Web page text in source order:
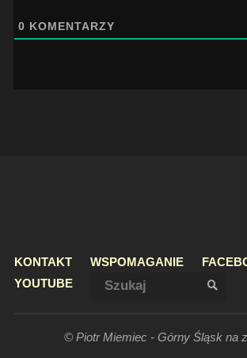
0 KOMENTARZY
KONTAKT WSPOMAGANIE
YOUTUBE
SZUKAJ
© Piotr Miemiec - Górny Śląsk na